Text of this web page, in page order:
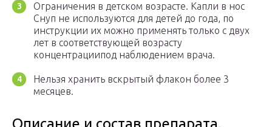
Ограничения в детском возрасте. Капли в нос
Снуп не используются для детей до года, по
инструкции их можно применять только с двух
лет в соответствующей возрасту
концентрациипод наблюдением врача.
Нельзя хранить вскрытый флакон более 3
месяцев.